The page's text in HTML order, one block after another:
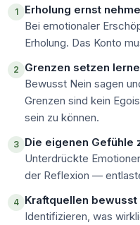
1
Erholung ernst
Bei emotionaler
Erholung. Das Konto
2
Grenzen setzen
Bewusst Nein sagen
Grenzen sind kein
sein zu können.
3 Die eigenen Gefühle
Unterdrückte
der Reflexion —
4 Kraftquellen
Identifizieren, was